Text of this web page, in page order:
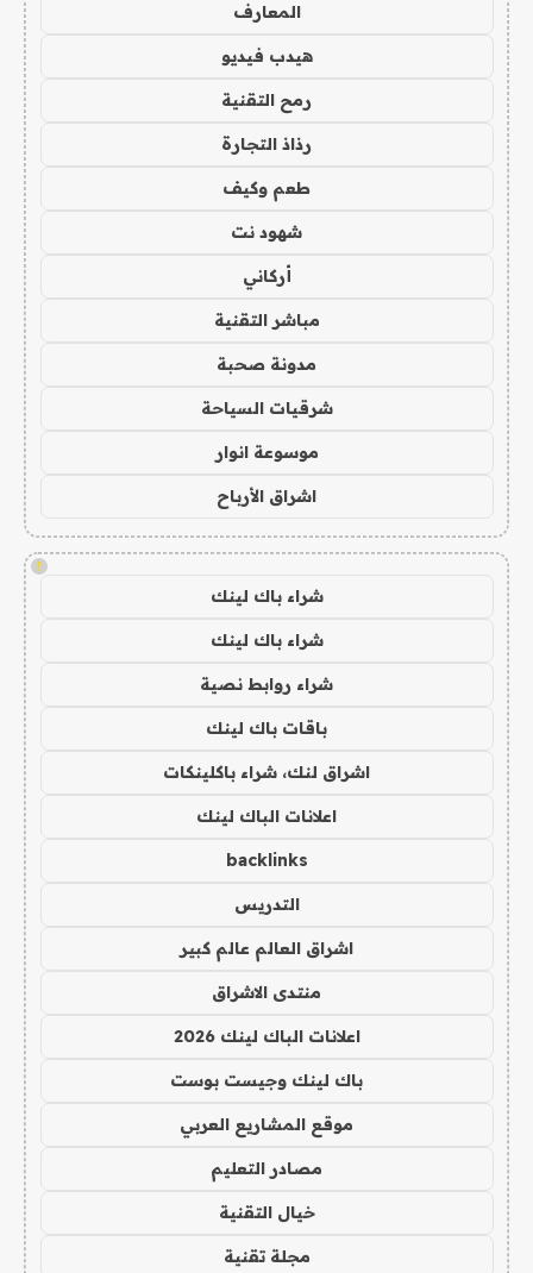
المعارف
هيدب فيديو
رمح التقنية
رذاذ التجارة
طعم وكيف
شهود نت
أركاني
مباشر التقنية
مدونة صحبة
شرقيات السياحة
موسوعة انوار
اشراق الأرباح
!
شراء باك لينك
شراء باك لينك
شراء روابط نصية
باقات باك لينك
اشراق لنك، شراء باكلينكات
اعلانات الباك لينك
backlinks
التدريس
اشراق العالم عالم كبير
منتدى الاشراق
اعلانات الباك لينك 2026
باك لينك وجيست بوست
موقع المشاريع العربي
مصادر التعليم
خيال التقنية
مجلة تقنية